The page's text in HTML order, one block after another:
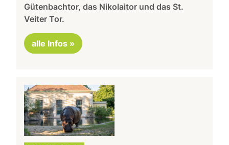
Gütenbachtor, das Nikolaitor und das St.
Veiter Tor.
alle Infos »